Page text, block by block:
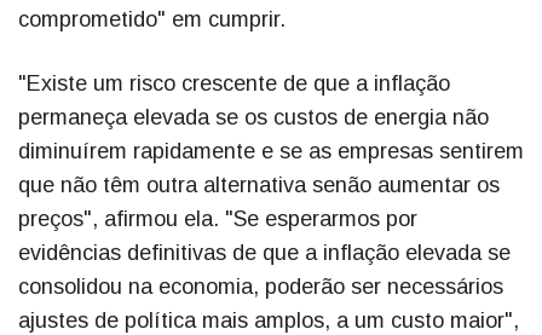
comprometido" em cumprir.
"Existe um risco crescente de que a inflação
permaneça elevada se os custos de energia não
diminuírem rapidamente e se as empresas sentirem
que não têm outra alternativa senão aumentar os
preços", afirmou ela. "Se esperarmos por
evidências definitivas de que a inflação elevada se
consolidou na economia, poderão ser necessários
ajustes de política mais amplos, a um custo maior",